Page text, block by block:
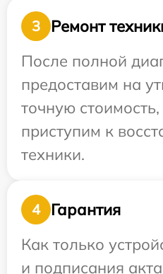
3
Ремонт
После полной
предоставим на
точную
приступим к
техники.
4
Гарантия
Как только
и подписания